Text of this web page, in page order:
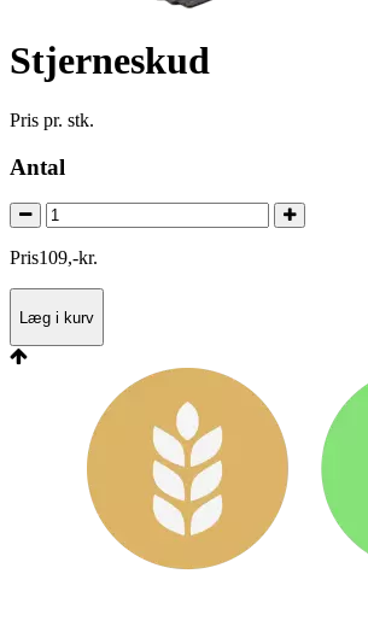
Stjerneskud
Pris pr. stk.
Antal
Pris109,-kr.
Læg i kurv